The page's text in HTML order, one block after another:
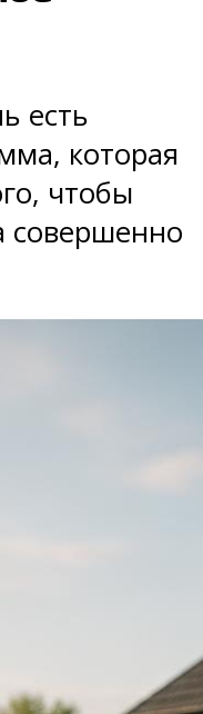
есть
которая
чтобы
совершенно